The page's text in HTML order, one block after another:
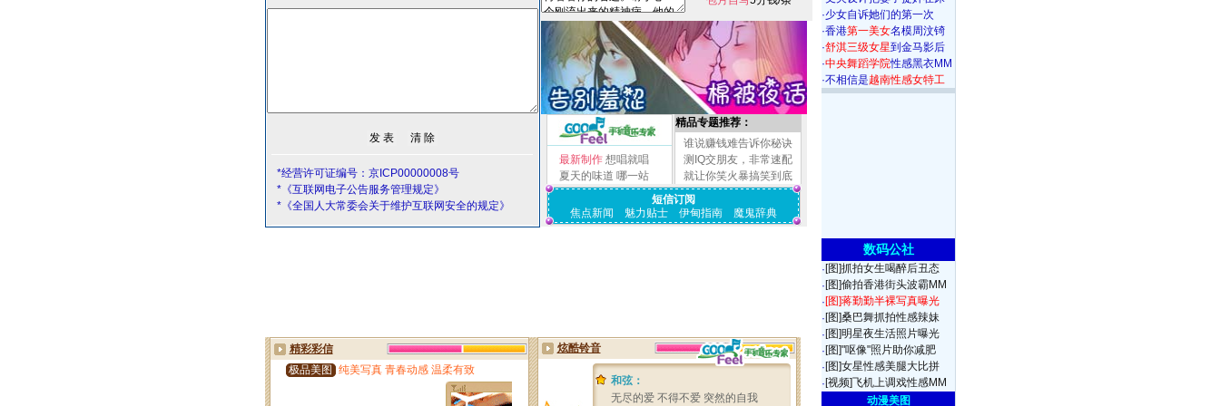
*经营许可证编号：京ICP00000008号
*《互联网电子公告服务管理规定》
*《全国人大常委会关于维护互联网安全的规定》
最新制作 想唱就唱
夏天的味道 哪一站
精品专题推荐：
谁说赚钱难告诉你秘诀
测IQ交朋友，非常速配
就让你笑火暴搞笑到底
短信订阅
焦点新闻
魅力贴士 伊甸指南 魔鬼辞典
·少女自诉她们的第一次
·香港第一美女名模周汶锜
·舒淇三级女星到金马影后
·中央舞蹈学院性感黑衣MM
·不相信是越南性感女特工
数码公社
· [图]抓拍女生喝醉后丑态
· [图]偷拍香港街头波霸MM
·[图]蒋勤勤半裸写真曝光
· [图]桑巴舞抓拍性感辣妹
· [图]明星夜生活照片曝光
· [图]"呕像"照片助你减肥
· [图]女星性感美腿大比拼
· [视频]飞机上调戏性感MM
动漫美图